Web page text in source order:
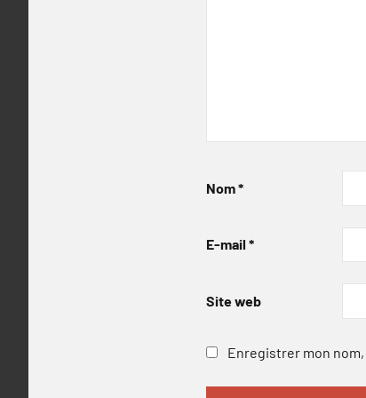
Nom*
E-mail *
Site web
Enregistrer mon